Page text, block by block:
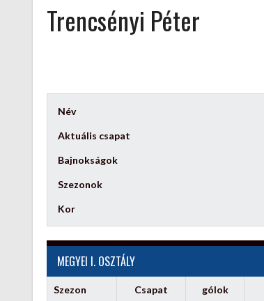
Trencsényi Péter
Név
Aktuális csapat
Bajnokságok
Szezonok
Kor
MEGYEI I. OSZTÁLY
Szezon Csapat gólok